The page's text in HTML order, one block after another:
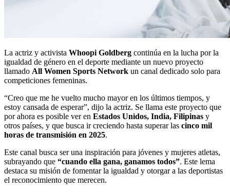
La actriz y activista Whoopi Goldberg continúa en la lucha por la
igualdad de género en el deporte mediante un nuevo proyecto
llamado All Women Sports Network un canal dedicado solo para
competiciones femeninas.
“Creo que me he vuelto mucho mayor en los últimos tiempos, y
estoy cansada de esperar”, dijo la actriz. Se llama este proyecto que
por ahora es posible ver en Estados Unidos, India, Filipinas y
otros países, y que busca ir creciendo hasta superar las cinco mil
horas de transmisión en 2025.
Este canal busca ser una inspiración para jóvenes y mujeres atletas,
subrayando que “cuando ella gana, ganamos todos”. Este lema
destaca su misión de fomentar la igualdad y otorgar a las deportistas
el reconocimiento que merecen.